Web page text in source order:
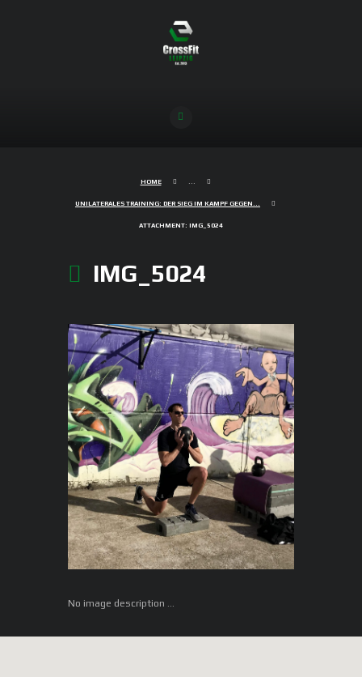
HOME ...
UNILATERALES TRAINING: DER SIEG IM KAMPF GEGEN...
ATTACHMENT: IMG_5024
IMG_5024
No image description ...